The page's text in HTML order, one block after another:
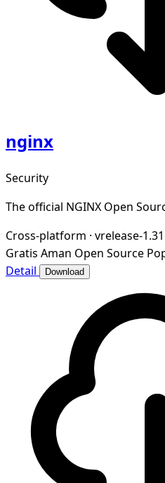
nginx
Security
The official NGINX Open
Cross-platform · vrelease-
Gratis Aman Open Source
Detail
Download